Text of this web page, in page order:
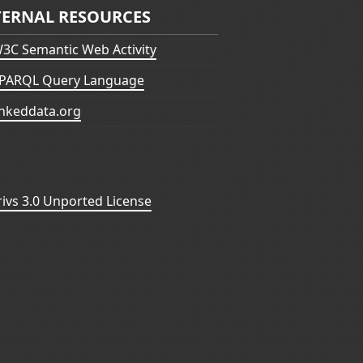
RESOURCES
Semantic Web Activity
Query Language
3.0 Unported License